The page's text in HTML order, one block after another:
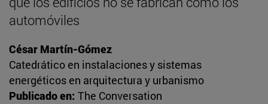
automóviles
César Martín-Gómez
Catedrático en instalaciones y sistemas
energéticos en arquitectura y urbanismo
Publicado en: The Conversation